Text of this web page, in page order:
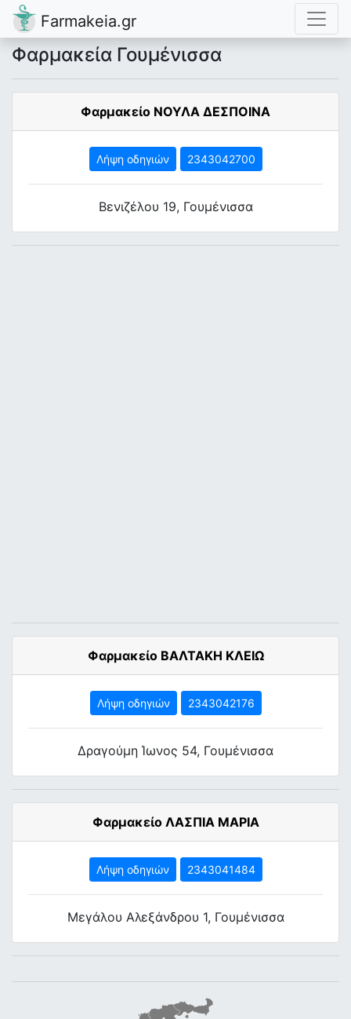
Farmakeia.gr
Φαρμακεία Γουμένισσα
Φαρμακείο ΝΟΥΛΑ ΔΕΣΠΟΙΝΑ
Λήψη οδηγιών 2343042700
Βενιζέλου 19, Γουμένισσα
Φαρμακείο ΒΑΛΤΑΚΗ ΚΛΕΙΩ
Λήψη οδηγιών 2343042176
Δραγούμη Ίωνος 54, Γουμένισσα
Φαρμακείο ΛΑΣΠΙΑ ΜΑΡΙΑ
Λήψη οδηγιών 2343041484
Μεγάλου Αλεξάνδρου 1, Γουμένισσα